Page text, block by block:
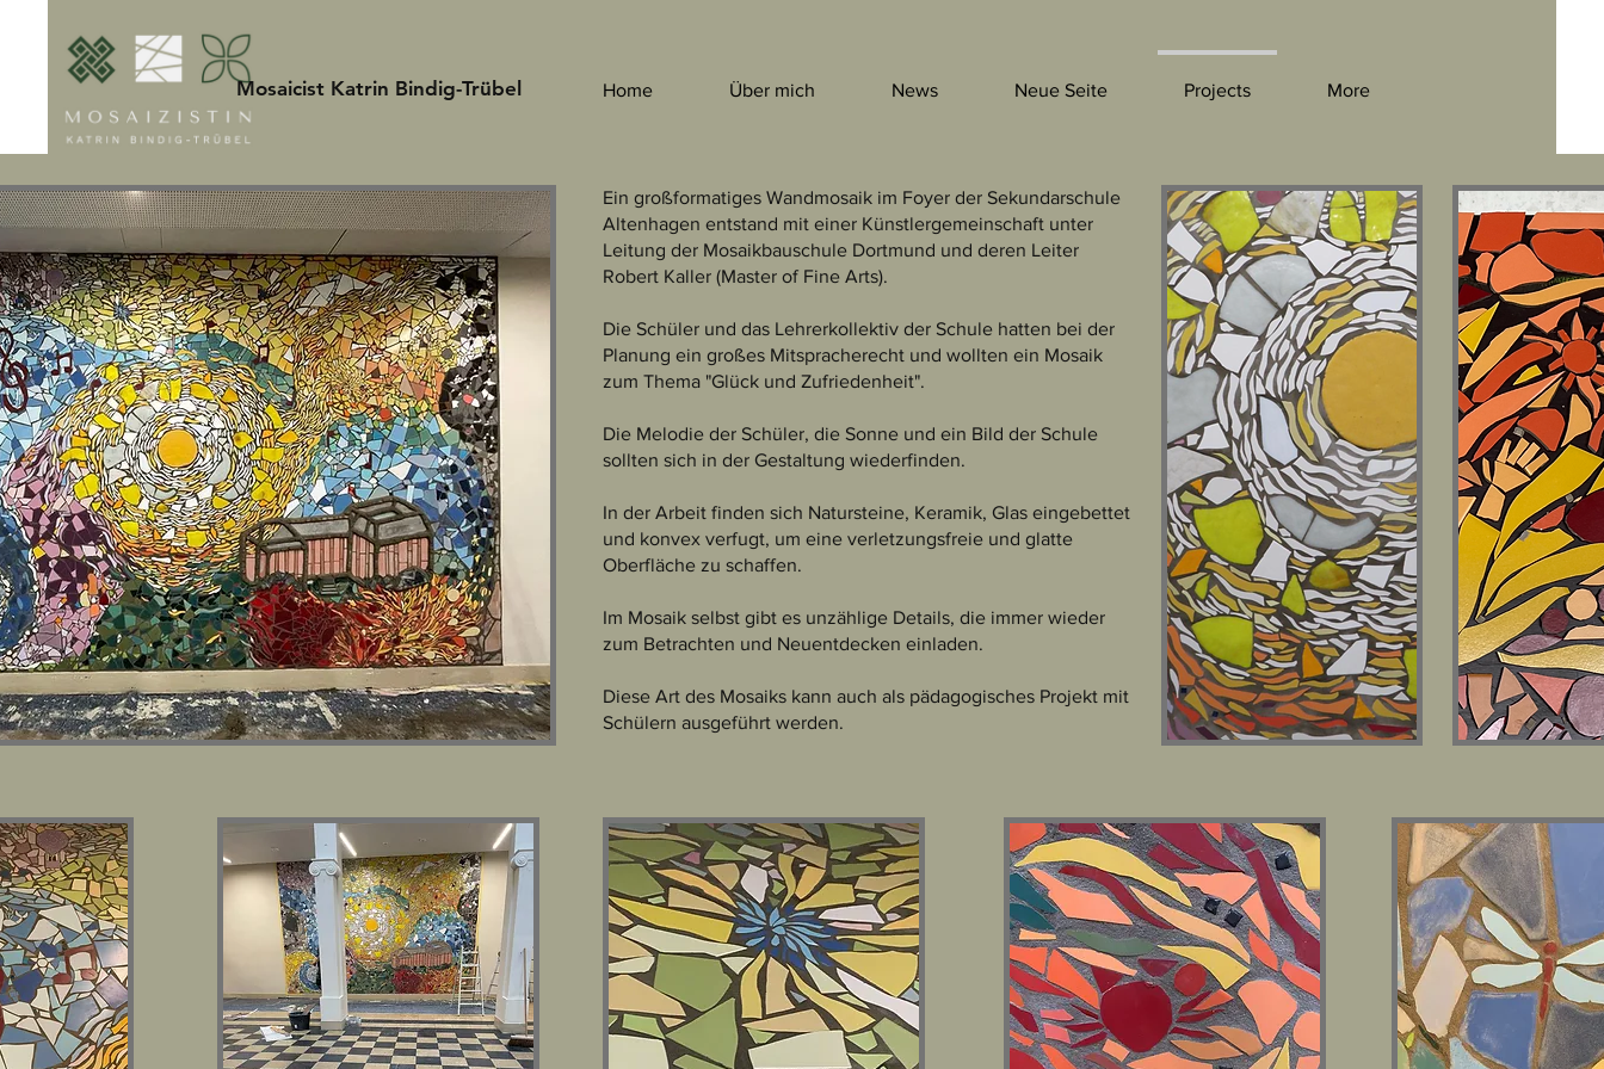
Home Über mich News Neue Seite Projects More
Mosaicist Katrin Bindig-Trübel
Ein großformatiges Wandmosaik im Foyer der Sekundarschule
Altenhagen entstand mit einer Künstlergemeinschaft unter
Leitung der Mosaikbauschule Dortmund und deren Leiter
Robert Kaller (Master of Fine Arts).
Die Schüler und das Lehrerkollektiv der Schule hatten bei der
Planung ein großes Mitspracherecht und wollten ein Mosaik
zum Thema "Glück und Zufriedenheit".
Die Melodie der Schüler, die Sonne und ein Bild der Schule
sollten sich in der Gestaltung wiederfinden.
In der Arbeit finden sich Natursteine, Keramik, Glas eingebettet
und konvex verfugt, um eine verletzungsfreie und glatte
Oberfläche zu schaffen.
Im Mosaik selbst gibt es unzählige Details, die immer wieder
zum Betrachten und Neuentdecken einladen.
Diese Art des Mosaiks kann auch als pädagogisches Projekt mit
Schülern ausgeführt werden.